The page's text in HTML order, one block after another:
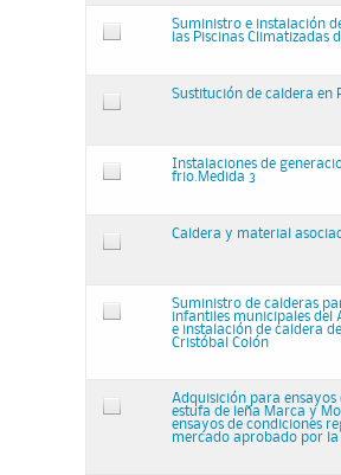
Suministro e instalación
las Piscinas Climatizadas
Sustitución de caldera en
Instalaciones de
frio.Medida 3
Caldera y material
Suministro de calderas
infantiles municipales del
e instalación de caldera
Cristóbal Colón
Adquisición para ensayos
estufa de leña Marca y
ensayos de condiciones
mercado aprobado por